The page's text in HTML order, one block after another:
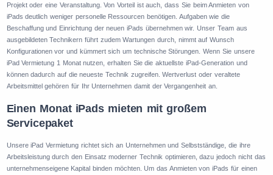
Projekt oder eine Veranstaltung. Von Vorteil ist auch, dass Sie beim Anmieten von
iPads deutlich weniger personelle Ressourcen benötigen. Aufgaben wie die
Beschaffung und Einrichtung der neuen iPads übernehmen wir. Unser Team aus
ausgebildeten Technikern führt zudem Wartungen durch, nimmt auf Wunsch
Konfigurationen vor und kümmert sich um technische Störungen. Wenn Sie unsere
iPad Vermietung 1 Monat nutzen, erhalten Sie die aktuellste iPad-Generation und
können dadurch auf die neueste Technik zugreifen. Wertverlust oder veraltete
Arbeitsmittel gehören für Ihr Unternehmen damit der Vergangenheit an.
Einen Monat iPads mieten mit großem
Servicepaket
Unsere iPad Vermietung richtet sich an Unternehmen und Selbstständige, die ihre
Arbeitsleistung durch den Einsatz moderner Technik optimieren, dazu jedoch nicht das
unternehmenseigene Kapital binden möchten. Um das Anmieten von iPads für einen